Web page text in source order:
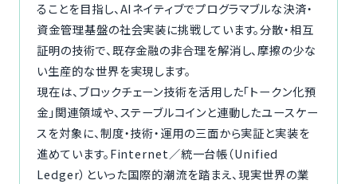
ることを目指し、AIネイティブでプログラマブルな決済・
資金管理基盤の社会実装に挑戦しています。分散・相互
証明の技術で、既存金融の非合理を解消し、摩擦の少な
い生産的な世界を実現します。
現在は、ブロックチェーン技術を活用した「トークン化預
金」関連領域や、ステーブルコインと連動したユースケー
スを対象に、制度・技術・運用の三面から実証と実装を
進めています。Finternet／統一台帳（Unified
Ledger）といった国際的潮流を踏まえ、現実世界の業